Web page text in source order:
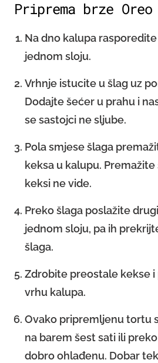
Priprema brze
Na dno kalupa
jednom sloju.
Vrhnje istucite u šlag uz
Dodajte šećer u prahu i
se sastojci ne sljube.
Pola smjese šlaga
keksa u kalupu.
keksi ne vide.
Preko šlaga poslažite
jednom sloju, pa ih
šlaga.
Zdrobite preostale kekse i
vrhu kalupa.
Ovako pripremljenu tortu
na barem šest sati ili
dobro ohlađenu. Dobar